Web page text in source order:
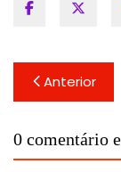
Navegação
de
Post
Anterior
0 comentário